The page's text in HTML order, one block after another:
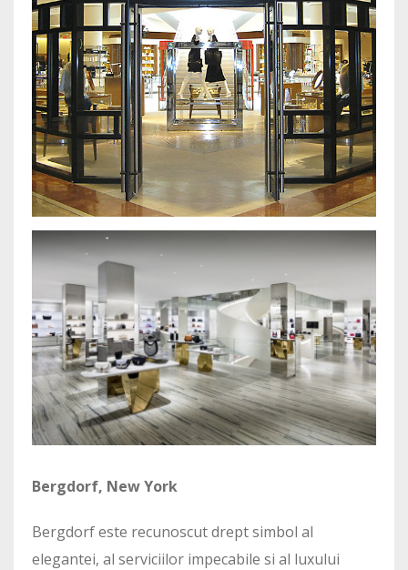
Bergdorf, New York
Bergdorf este recunoscut drept simbol al
elegantei, al serviciilor impecabile si al luxului